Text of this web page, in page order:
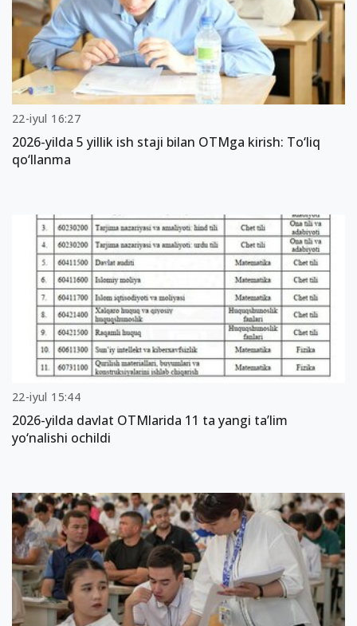
22-iyul 16:27
2026-yilda 5 yillik ish staji bilan OTMga kirish: To‘liq
qo‘llanma
22-iyul 15:44
2026-yilda davlat OTMlarida 11 ta yangi ta’lim
yo‘nalishi ochildi